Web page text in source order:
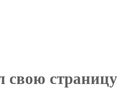
свою страницу